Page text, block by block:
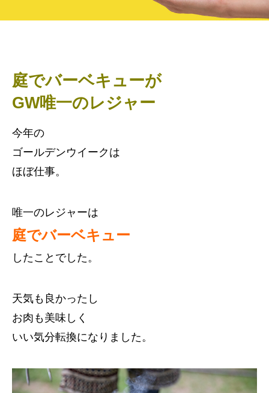
WEBコンテンツ Claude
庭でバーベキューが
GW唯一のレジャー
今年の
ゴールデンウイークは
ほぼ仕事。
唯一のレジャーは
庭でバーベキュー
したことでした。
天気も良かったし
お肉も美味しく
いい気分転換になりました。